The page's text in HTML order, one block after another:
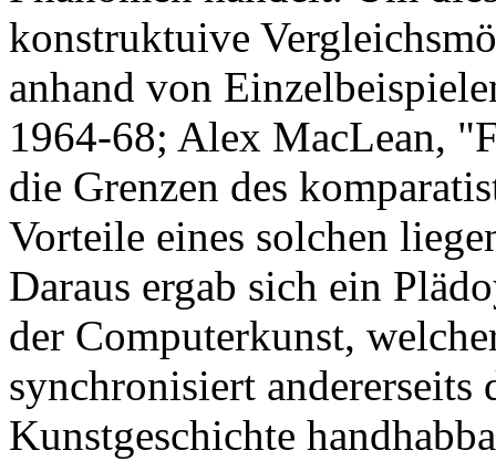
konstruktuive
anhand von
1964-68; Alex MacLean,
die Grenzen des
Vorteile eines solchen
Daraus ergab sich ein
der Computerkunst,
synchronisiert
Kunstgeschichte